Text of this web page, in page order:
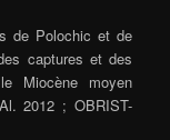
de Polochic et de
captures et des
Miocène moyen
2012 ; OBRIST-